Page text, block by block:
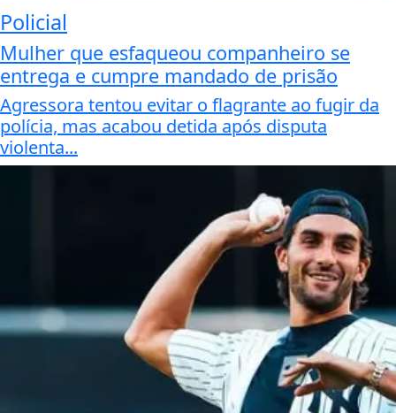
Policial
Mulher que esfaqueou companheiro se
entrega e cumpre mandado de prisão
Agressora tentou evitar o flagrante ao fugir da
polícia, mas acabou detida após disputa
violenta...